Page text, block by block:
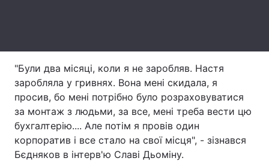
Тема оформлення
"Були два місяці, коли я не заробляв. Настя
заробляла у гривнях. Вона мені скидала, я
просив, бо мені потрібно було розраховуватися
за монтаж з людьми, за все, мені треба вести цю
бухгалтерію.... Але потім я провів один
корпоратив і все стало на свої місця", - зізнався
Бєдняков в інтерв'ю Славі Дьоміну.